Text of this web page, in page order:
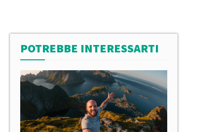
POTREBBE INTERESSARTI